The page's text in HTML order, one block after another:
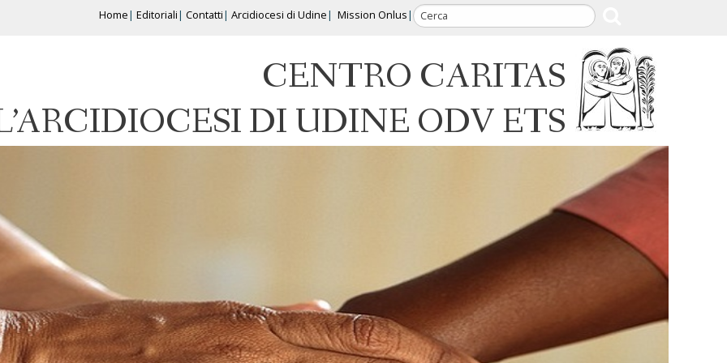
Home Editoriali Contatti Arcidiocesi di Udine Mission Onlus
CENTRO CARITAS
DI UDINE ODV ETS